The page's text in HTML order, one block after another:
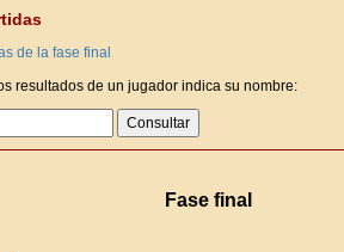
de la fase final
resultados de un jugador indica su nombre:
Fase final